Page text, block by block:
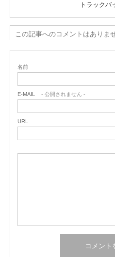
トラックバ
この記事へのコメントはありま
名前
E-MAIL - 公開されません -
URL